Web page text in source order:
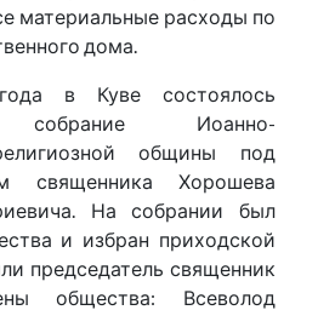
материальные расходы по
дома.
в Куве состоялось
собрание Иоанно-
общины под
священника Хорошева
На собрании был
и избран приходской
председатель священник
общества: Всеволод